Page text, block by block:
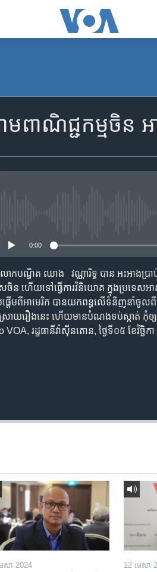
Apple Podcasts
ទទួល​​​សេវា​​​ Podcast
ាម​ពាណិជ្ជកម្ម​ចិ
0:00
គឺ​លោក​បណ្ឌិត ​ឈាង វណ្ណារិទ្ធ ​បាន អះអាង​ប្រ
ហើយ​ទៅ​ធ្វើការ​វិនិយោគ​ ក្នុង​ប្រទេស​អា
ើម​ពី​អាមេរិក​ បាន​យក​ពន្ធ​លើ​ទំនិញ​នាំចូល​ពី​
ស្រាយ​រឿង​នេះ​ ហើយ​មាន​បំណង​ទប់ស្កាត់ កុំ​
រដ្ឋធានី​វ៉ាស៊ីនតោន, ថ្ងៃទី០៥ ខែវិច្ឆិ
សា 2024 12 មេសា